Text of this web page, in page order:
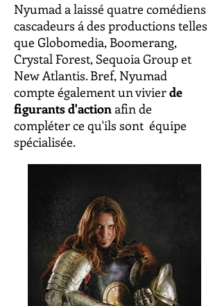
Nyumad a laissé quatre comédiens
cascadeurs á des productions telles
que Globomedia, Boomerang,
Crystal Forest, Sequoia Group et
New Atlantis. Bref, Nyumad
compte également un vivierde
figurants d'actionafin de
compléter ce qu'ils sont équipe
spécialisée.